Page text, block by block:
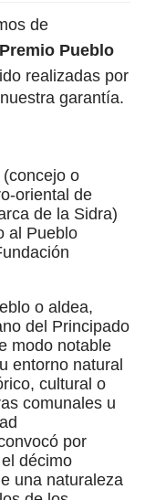
de
Pueblo
realizadas por
garantía.
o
oriental de
de la Sidra)
al Pueblo
o aldea,
del Principado
modo notable
entorno natural
cultural o
comunales u
por
décimo
una naturaleza